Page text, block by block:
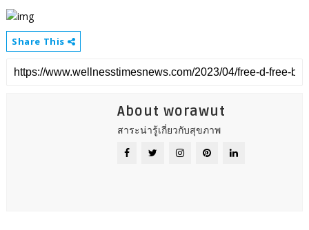
Share This
About worawut
สาระน่ารู้เกี่ยวกับสุขภาพ